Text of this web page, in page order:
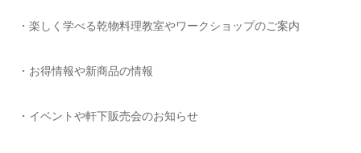
・楽しく学べる乾物料理教室やワークショップのご案内
・お得情報や新商品の情報
・イベントや軒下販売会のお知らせ